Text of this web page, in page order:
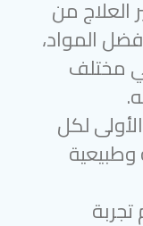
العلاج من
المواد،
مختلف
لكل